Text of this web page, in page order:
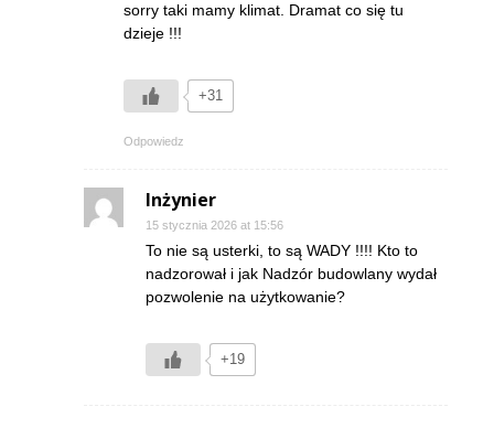
sorry taki mamy klimat. Dramat co się tu
dzieje !!!
+31
Odpowiedz
Inżynier
15 stycznia 2026 at 15:56
To nie są usterki, to są WADY !!!! Kto to
nadzorował i jak Nadzór budowlany wydał
pozwolenie na użytkowanie?
+19